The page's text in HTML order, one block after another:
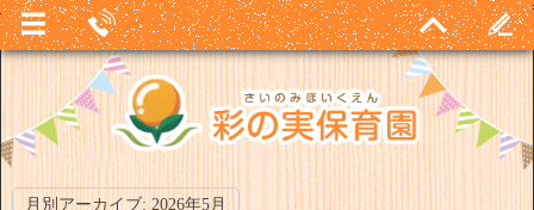
月別アーカイブ:2026年5月